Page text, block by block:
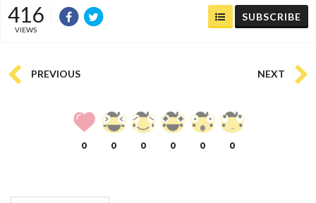
416
VIEWS
SUBSCRIBE
PREVIOUS NEXT
0 0 0 0 0 0